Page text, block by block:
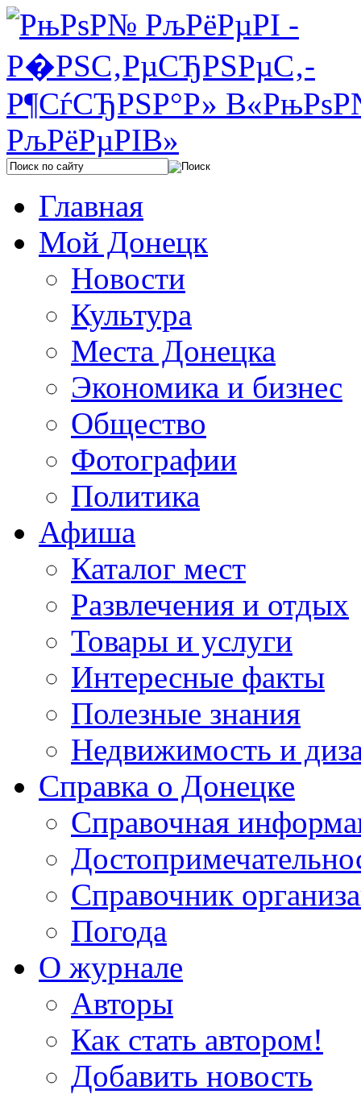
Главная
Мой Донецк
Новости
Культура
Места Донецка
Экономика и бизнес
Общество
Фотографии
Политика
Афиша
Каталог мест
Развлечения и отдых
Товары и услуги
Интересные факты
Полезные знания
Недвижимость и
Справка о Донецке
Справочная
Справочник
Погода
О журнале
Авторы
Как стать автором!
Добавить новость